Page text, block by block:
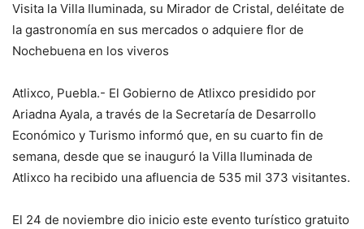
Visita la Villa Iluminada, su Mirador de Cristal, deléitate de
la gastronomía en sus mercados o adquiere flor de
Nochebuena en los viveros
Atlixco, Puebla.- El Gobierno de Atlixco presidido por
Ariadna Ayala, a través de la Secretaría de Desarrollo
Económico y Turismo informó que, en su cuarto fin de
semana, desde que se inauguró la Villa Iluminada de
Atlixco ha recibido una afluencia de 535 mil 373 visitantes.
El 24 de noviembre dio inicio este evento turístico gratuito